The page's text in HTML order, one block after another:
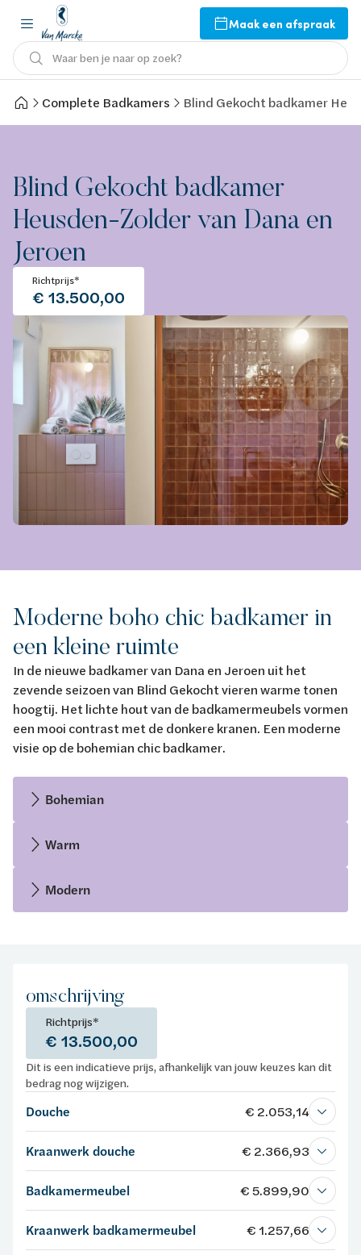
Maak een afspraak
Waar ben je naar op zoek?
Complete Badkamers Blind Gekocht badkamer
Blind Gekocht badkamer
Heusden-Zolder van Dana en
Jeroen
Richtprijs*
€ 13.500,00
Moderne boho chic badkamer in
een kleine ruimte
In de nieuwe badkamer van Dana en Jeroen uit het
zevende seizoen van Blind Gekocht vieren warme tonen
hoogtij. Het lichte hout van de badkamermeubels vormen
een mooi contrast met de donkere kranen. Een moderne
visie op de bohemian chic badkamer.
Bohemian
Warm
Modern
omschrijving
Richtprijs*
€ 13.500,00
Dit is een indicatieve prijs, afhankelijk van jouw keuzes kan dit
bedrag nog wijzigen.
Douche € 2.053,14
Kraanwerk douche € 2.366,93
Badkamermeubel € 5.899,90
Kraanwerk badkamermeubel € 1.257,66